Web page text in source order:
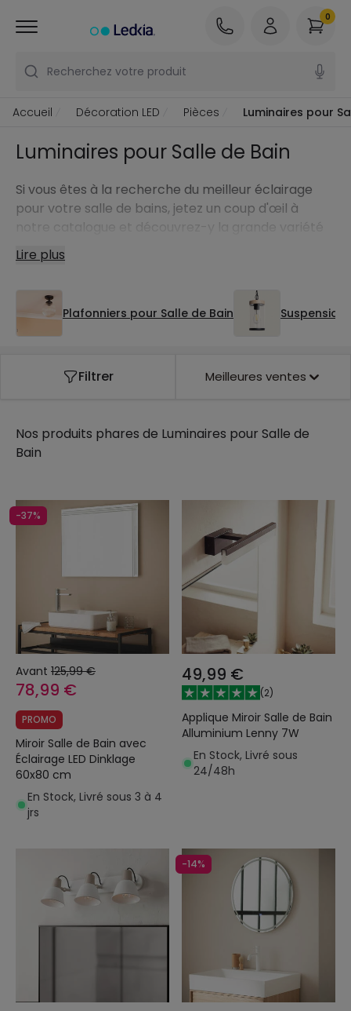
Recherchez votre produit
0
Accueil Décoration LED Pièces Luminaires pour
Luminaires pour Salle de Bain
Si vous êtes à la recherche du meilleur éclairage
pour votre salle de bains, jetez un coup d'œil à
notre catalogue et découvrez-y la grande variété
de modèles d'éclairage de salle de bains: des
plafonniers et downlights classiques aux appliques
encastrés et même les lampes et luminaires de
salle de bains pour apporter une touche spéciale,
comme les plafonniers design et les miroirs LED.
d'éclairage idéal, quel que soit le style de votre salle
Lire plus
Plafonniers pour Salle de Bain
Filtrer Meilleures ventes
Nos produits phares de Luminaires pour Salle de
Bain
-37%
Avant 125,99 €
78,99 €
PROMO
Miroir Salle de Bain avec
Éclairage LED Dinklage
60x80 cm
En Stock, Livré sous 3 à 4
jrs
49,99 €
(2)
Applique Miroir Salle de Bain
Alluminium Lenny 7W
En Stock, Livré sous
24/48h
-14%